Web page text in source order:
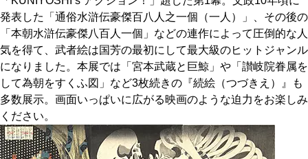
すべて
関西で開催。
おすすめの展覧会
おすすめの映画
誠光社で選びました。
おすすめの本
発表した「通俗水滸伝豪傑百八人之一個（一人）」、その後の
「本朝水滸伝豪傑八百人一個」などの連作によって圧倒的な人
気を得て、武者絵は国芳の最初にして最大級のヒットジャンル
になりました。本展では「宮本武蔵と巨鯨」や「讃岐院眷属を
して為朝をすくふ図」など3枚続きの『続絵（つづきえ）』も
多数展示。画面いっぱいに広がる映画のような迫力をお楽しみ
ください。